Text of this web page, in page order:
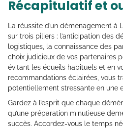
Récapitulatif et
La réussite d’un déménagement
sur trois piliers : l’anticipation des
logistiques, la connaissance des
choix judicieux de vos partenaires
évitant les écueils habituels et en
recommandations éclairées, vous
potentiellement stressante en une
Gardez à l’esprit que chaque
qu’une préparation minutieuse
succès. Accordez-vous le temps